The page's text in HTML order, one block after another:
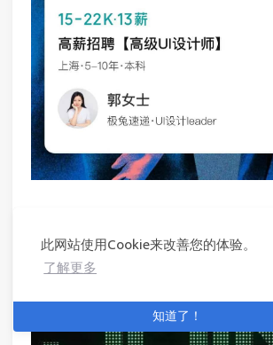
此网站使用Cookie来改善您的体验。
了解更多
知道了！